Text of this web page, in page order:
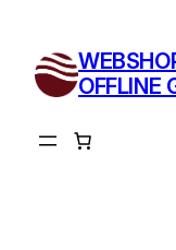
inhoud
OFFLINE